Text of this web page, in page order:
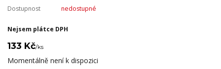
Dostupnost nedostupné
Nejsem plátce DPH
133 Kč/ks
Momentálně není k dispozici